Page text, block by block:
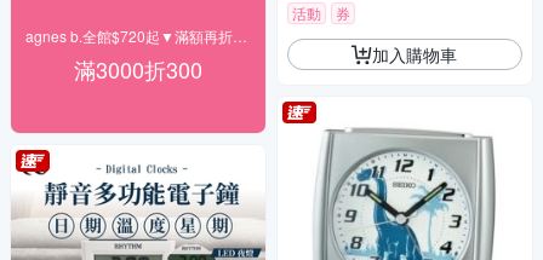
滿3000折300
活動 券
加入購物車